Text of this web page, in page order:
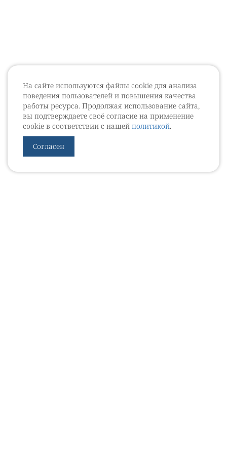
На сайте используются файлы cookie для анализа
поведения пользователей и повышения качества
работы ресурса. Продолжая использование сайта,
вы подтверждаете своё согласие на применение
cookie в соответствии с нашей политикой.
Согласен